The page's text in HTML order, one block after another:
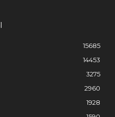
15685
14453
3275
2960
1928